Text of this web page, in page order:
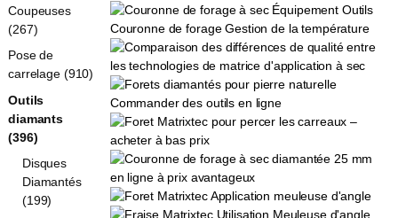
Coupeuses
(267)
Pose de
carrelage (910)
Outils
diamants
(396)
Disques
Diamantés
(199)